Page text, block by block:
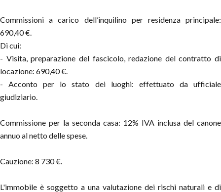
Commissioni a carico dell’inquilino per residenza principale:
690,40 €.
Di cui:
- Visita, preparazione del fascicolo, redazione del contratto di
locazione: 690,40 €.
- Acconto per lo stato dei luoghi: effettuato da ufficiale
giudiziario.
Commissione per la seconda casa: 12% IVA inclusa del canone
annuo al netto delle spese.
Cauzione: 8 730 €.
L'immobile è soggetto a una valutazione dei rischi naturali e di